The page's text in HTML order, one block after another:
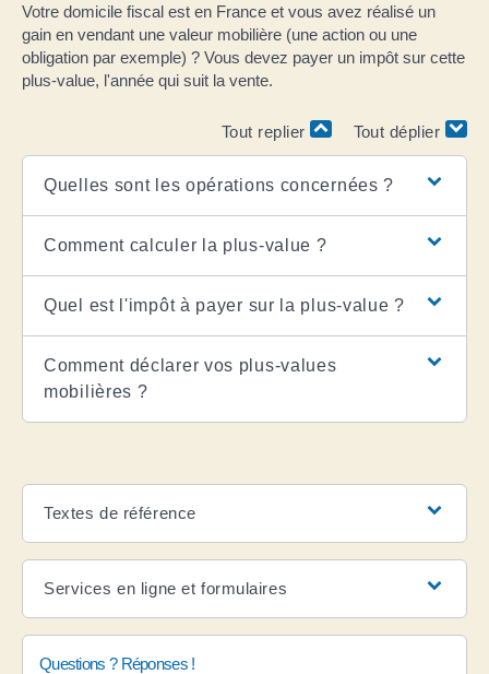
Votre domicile fiscal est en France et vous avez réalisé un
gain en vendant une valeur mobilière (une action ou une
obligation par exemple) ? Vous devez payer un impôt sur cette
plus-value, l'année qui suit la vente.
Tout replier Tout déplier
Quelles sont les opérations concernées ?
Comment calculer la plus-value ?
Quel est l'impôt à payer sur la plus-value ?
Comment déclarer vos plus-values
mobilières ?
Textes de référence
Services en ligne et formulaires
Questions ? Réponses !